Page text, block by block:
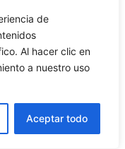
de
Al hacer clic en
a nuestro uso
Aceptar todo
encontrada
Raton. La
para esclarecer